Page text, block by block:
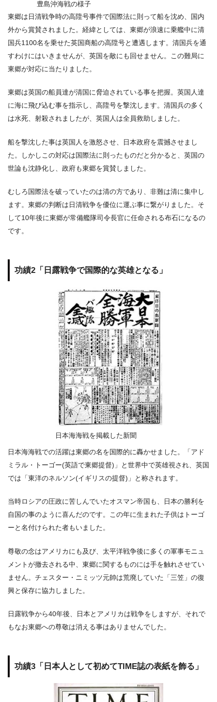
豊島沖海戦の様子
東郷は日清戦争時の高陞号事件で国際法に則って船を沈め、国内
外から賞賛されました。経緯としては、東郷が浪速に乗艦中に清
国兵1100名を乗せた英国商船の高陞号と遭遇します。清国兵を通
すわけにはいきませんが、英国を敵にも回せません。この難局に
東郷が対応に当たりました。
東郷は英国の船員達が清国に脅迫されている事を把握。英国人達
に海に飛び込む事を指示し、高陞号を撃沈します。清国兵の多く
は水死、射殺されましたが、英国人は全員救助しました。
船を撃沈した事は英国人を激怒させ、日本政府を震撼させまし
た。しかしこの対応は国際法に則ったものだと分かると、英国の
世論も沈静化し、政府も東郷を賞賛しました。
むしろ国際法を破っていたのは清の方であり、非難は清に集中し
ます。東郷の判断は日清戦争を優位に運ぶ事に繋がりました。そ
して10年後に東郷が常備艦隊司令長官に任命される布石になるの
です。
功績2「日露戦争で国際的な英雄となる」
日本海海戦を掲載した新聞
日本海海戦での活躍は東郷の名を国際的に轟かせました。「アド
ミラル・トーゴー(英語で東郷提督)」と世界中で英雄視され、英国
では「東洋のネルソン(イギリスの提督)」と称されます。
当時ロシアの圧政に苦しんでいたオスマン帝国も、日本の勝利を
自国の事のように喜んだのです。この年に生まれた子供はトーゴ
ーと名付けられた者もいました。
尊敬の念はアメリカにも及び、太平洋戦争後に多くの軍事モニュ
メントが撤去される中、東郷に関するものには手を触れさせてい
ません。チェスター・ニミッツ元帥は荒廃していた「三笠」の復
興と保存に協力しました。
日露戦争から40年後、日本とアメリカは戦争をしますが、それで
もなお東郷への尊敬は消える事はありませんでした。
功績3「日本人として初めてTIME誌の表紙を飾る」